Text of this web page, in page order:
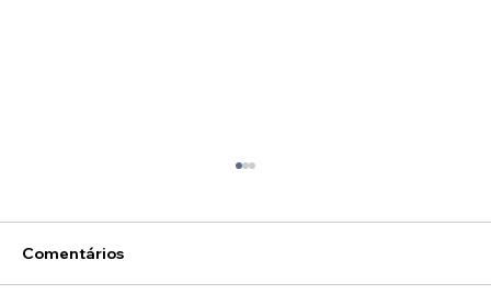
Comentários